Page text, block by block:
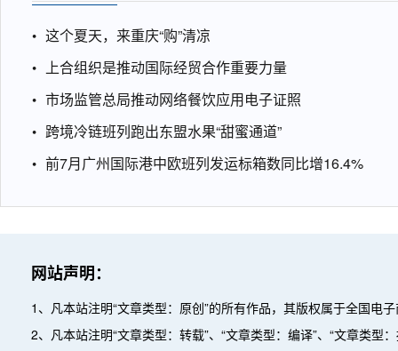
这个夏天，来重庆“购”清凉
上合组织是推动国际经贸合作重要力量
市场监管总局推动网络餐饮应用电子证照
跨境冷链班列跑出东盟水果“甜蜜通道”
前7月广州国际港中欧班列发运标箱数同比增16.4%
网站声明：
1、凡本站注明“文章类型：原创”的所有作品，其版权属于全国电
2、凡本站注明“文章类型：转载”、“文章类型：编译”、“文章类